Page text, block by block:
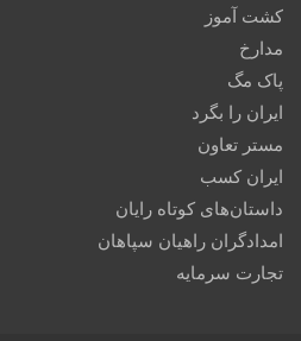
کشت آموز
مدارخ
پاک مگ
ایران را بگرد
مستر تعاون
ایران کسب
داستان‌های کوتاه رایان
امدادگران راهیان سپاهان
تجارت سرمایه